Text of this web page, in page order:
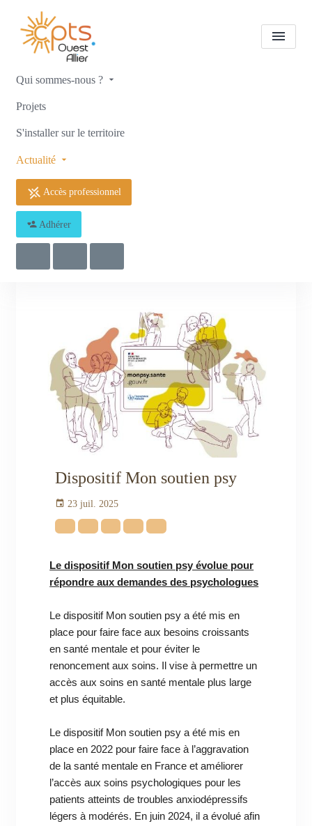
Qui sommes-nous ?
Projets
S'installer sur le territoire
Actualité
Accès professionnel
Adhérer
Notre actualité
soutien psy
Dispositif Mon soutien psy
23 juil. 2025
Le dispositif Mon soutien psy évolue pour
répondre aux demandes des psychologues
Le dispositif Mon soutien psy a été mis en
place pour faire face aux besoins croissants
en santé mentale et pour éviter le
renoncement aux soins. Il vise à permettre un
accès aux soins en santé mentale plus large
et plus équitable.
Le dispositif Mon soutien psy a été mis en
place en 2022 pour faire face à l’aggravation
de la santé mentale en France et améliorer
l’accès aux soins psychologiques pour les
patients atteints de troubles anxiodépressifs
légers à modérés. En juin 2024, il a évolué afin